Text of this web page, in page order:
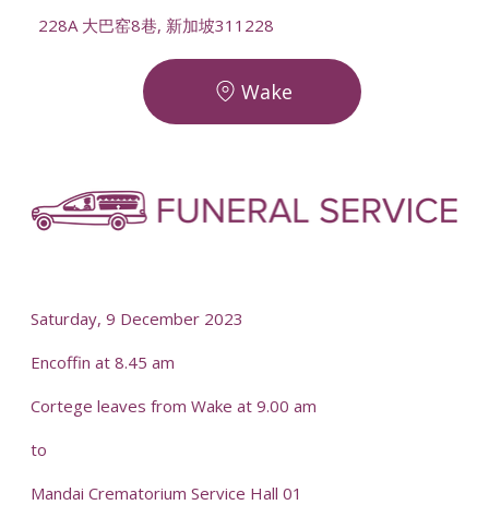
228A 大巴窑8巷, 新加坡311228
Wake
Saturday, 9 December 2023
Encoffin at 8.45 am
Cortege leaves from Wake at 9.00 am
to
Mandai Crematorium Service Hall 01